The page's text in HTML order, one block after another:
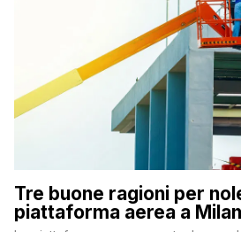
Tre buone ragioni per
piattaforma aerea a